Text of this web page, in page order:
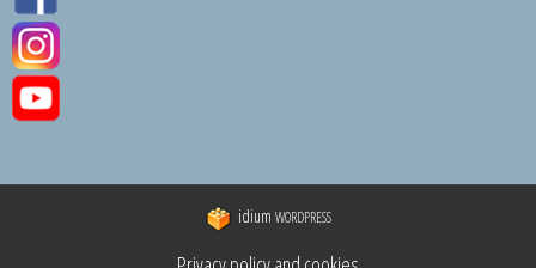
idium WORDPRESS